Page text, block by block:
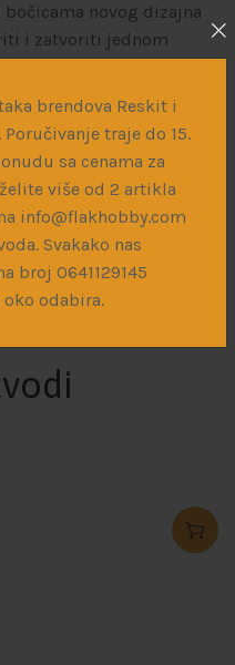
brendova Reskit i
traje do 15.
sa cenama za
više od 2 artikla
info@flakhobby.com
Svakako nas
broj 0641129145
odabira.
novog dizajna
i zatvoriti jednom
koristiti odmah iz
AMIG2000 ili
boja možete naći